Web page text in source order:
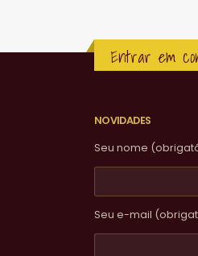
Entrar em
NOVIDADES
Seu nome
Seu e-mail